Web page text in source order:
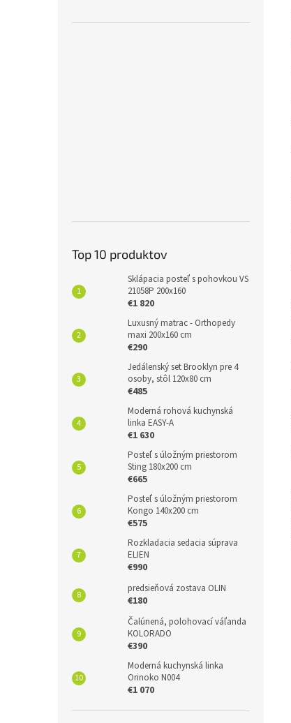
Top 10 produktov
Sklápacia posteľ s pohovkou VS
21058P 200x160
€1 820
Luxusný matrac - Orthopedy
maxi 200x160 cm
€290
Jedálenský set Brooklyn pre 4
osoby, stôl 120x80 cm
€485
Moderná rohová kuchynská
linka EASY-A
€1 630
Posteľ s úložným priestorom
Sting 180x200 cm
€665
Posteľ s úložným priestorom
Kongo 140x200 cm
€575
Rozkladacia sedacia súprava
ELIEN
€990
predsieňová zostava OLIN
€180
Čalúnená, polohovací váľanda
KOLORADO
€390
Moderná kuchynská linka
Orinoko N004
€1 070